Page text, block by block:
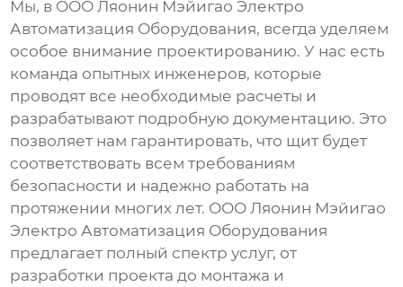
Мы, в ООО Ляонин Мэйигао Электро
Автоматизация Оборудования, всегда уделяем
особое внимание проектированию. У нас есть
команда опытных инженеров, которые
проводят все необходимые расчеты и
разрабатывают подробную документацию. Это
позволяет нам гарантировать, что щит будет
соответствовать всем требованиям
безопасности и надежно работать на
протяжении многих лет. ООО Ляонин Мэйигао
Электро Автоматизация Оборудования
предлагает полный спектр услуг, от
разработки проекта до монтажа и